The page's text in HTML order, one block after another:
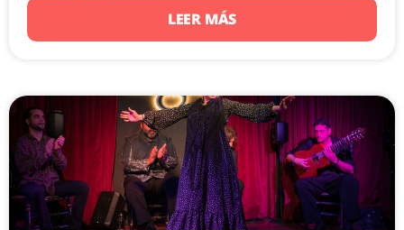
LEER MÁS